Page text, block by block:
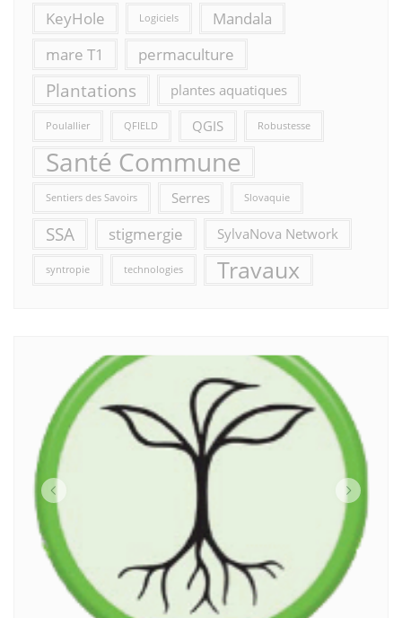
KeyHole Logiciels
Mandala
mare T1
permaculture
Plantations plantes aquatiques
Poulallier QFIELD QGIS Robustesse
Santé Commune
Sentiers des Savoirs Serres Slovaquie
SSA stigmergie SylvaNova Network
syntropie technologies Travaux